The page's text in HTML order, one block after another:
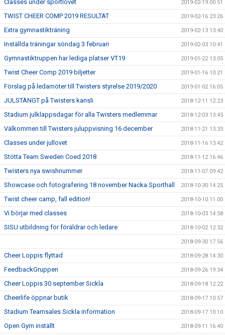
Classes under sportlovet 2019-02-19 00:51
TWIST CHEER COMP 2019 RESULTAT 2019-02-16 23:26
Extra gymnastikträning 2019-02-13 13:40
Inställda träningar söndag 3 februari 2019-02-03 10:41
Gymnastiktruppen har lediga platser VT19 2019-01-22 13:05
Twist Cheer Comp 2019 biljetter 2019-01-16 10:21
Förslag på ledamöter till Twisters styrelse 2019/2020 2019-01-02 16:05
JULSTÄNGT på Twisters kansli 2018-12-11 12:23
Stadium julklappsdagar för alla Twisters medlemmar 2018-12-03 13:45
Välkommen till Twisters juluppvisning 16 december 2018-11-21 13:33
Classes under jullovet 2018-11-16 13:42
Stötta Team Sweden Coed 2018 2018-11-12 16:46
Twisters nya swishnummer 2018-11-07 09:42
Showcase och fotografering 18 november Nacka Sporthall 2018-10-30 14:25
Twist cheer camp, fall edition! 2018-10-10 11:00
Vi börjar med classes 2018-10-03 14:58
SISU utbildning för föräldrar och ledare 2018-10-02 12:32
2018-09-30 17:56
Cheer Loppis flyttad 2018-09-28 14:30
FeedbackGruppen 2018-09-26 19:34
Cheer Loppis 30 september Sickla 2018-09-18 12:22
Cheerlife öppnar butik 2018-09-17 10:57
Stadium Teamsales Sickla information 2018-09-17 10:10
Open Gym inställt 2018-09-11 16:40